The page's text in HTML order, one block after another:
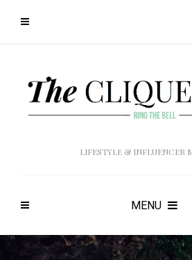
LIFESTYLE & INFLUENCER
MENU